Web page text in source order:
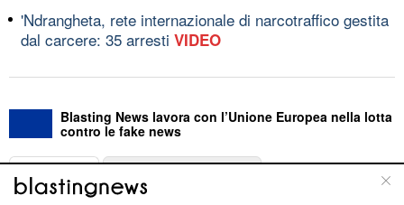
'Ndrangheta, rete internazionale di narcotraffico gestita
dal carcere: 35 arresti VIDEO
Blasting News lavora con l’Unione Europea nella lotta
contro le fake news
ABOUT